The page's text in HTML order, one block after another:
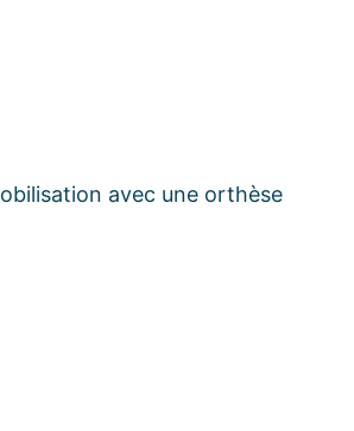
avec une orthèse